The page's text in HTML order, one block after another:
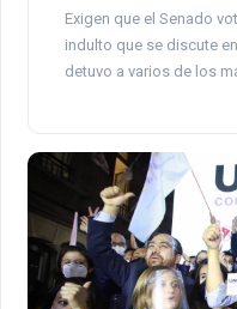
Exigen que el Senado
indulto que se discute
detuvo a varios de los